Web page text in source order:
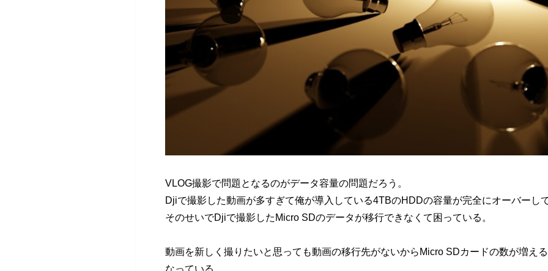
VLOG撮影で問題となるのがデータ容量の問題だろう。
Djiで撮影した動画が多すぎて俺が導入している4TBのHDDの容量が完全にオーバーし
そのせいでDjiで撮影したMicro SDのデータが移行できなくて困っている。
動画を新しく撮りたいと思っても動画の移行先がないからMicro SDカードの数が増え